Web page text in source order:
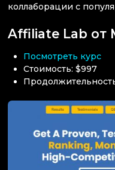
коллаборации с
Affiliate Lab от
Посмотреть курс
Стоимость: $997